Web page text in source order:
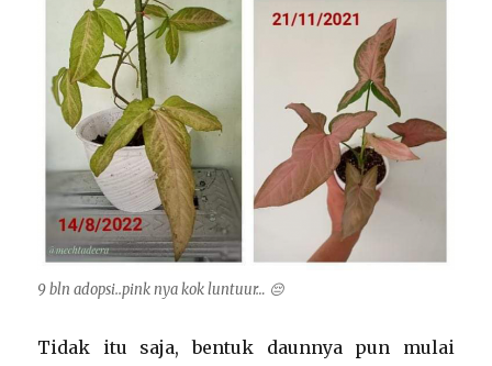
9 bln adopsi..pink nya kok luntuur… 😔
Tidak itu saja, bentuk daunnya pun mulai